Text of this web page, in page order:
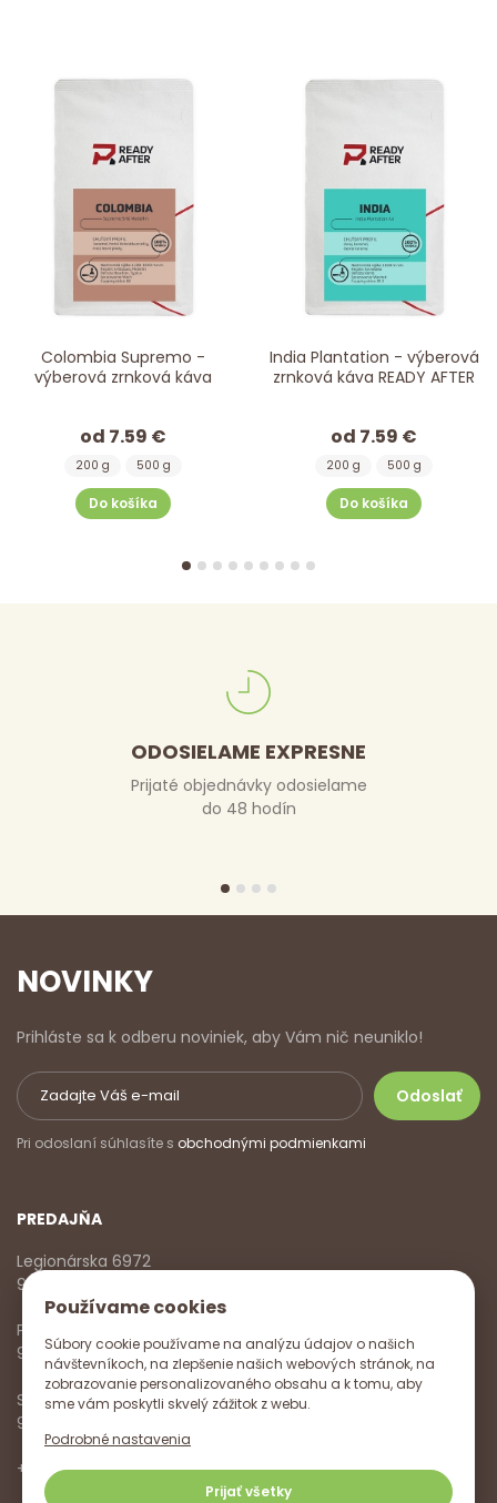
Používame cookies
Súbory cookie používame na analýzu údajov o našich
návštevníkoch, na zlepšenie našich webových stránok, na
zobrazovanie personalizovaného obsahu a k tomu, aby
sme vám poskytli skvelý zážitok z webu.
Podrobné nastavenia
Prijať všetky
Colombia Supremo -
výberová zrnková káva
od 7.59 €
200 g 500 g
Do košíka
India Plantation - výberová
zrnková káva READY AFTER
od 7.59 €
200 g 500 g
Do košíka
ODOSIELAME EXPRESNE
Prijaté objednávky odosielame
do 48 hodín
NOVINKY
Prihláste sa k odberu noviniek, aby Vám nič neuniklo!
Pri odoslaní súhlasíte s obchodnými podmienkami
PREDAJŇA
Legionárska 6972
911 01 Trenčín
Pondelok - Piatok
9:00 - 17:00
Sobota
9:00 - 12:00
+421 918 785 620,+421 915 572 350,info@vitanella.sk